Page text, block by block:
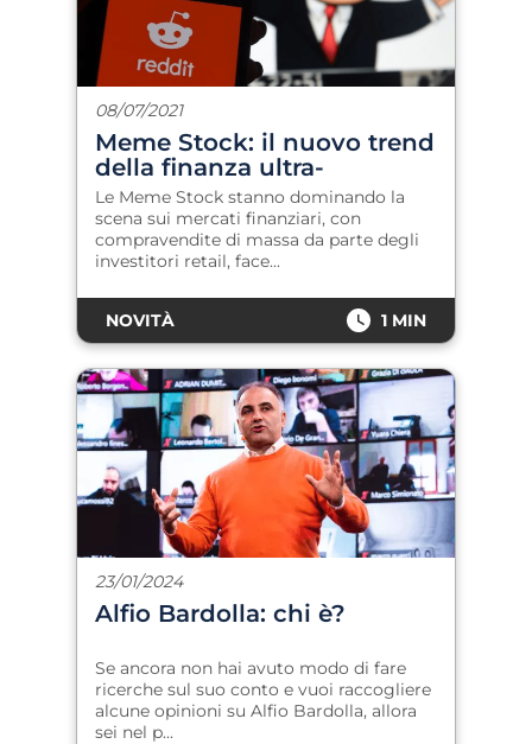
08/07/2021
Meme Stock: il nuovo trend
della finanza ultra-
speculativa
Le Meme Stock stanno dominando la
scena sui mercati finanziari, con
compravendite di massa da parte degli
investitori retail, face...
NOVITÀ 1 MIN
23/01/2024
Alfio Bardolla: chi è?
Se ancora non hai avuto modo di fare
ricerche sul suo conto e vuoi raccogliere
alcune opinioni su Alfio Bardolla, allora
sei nel p...